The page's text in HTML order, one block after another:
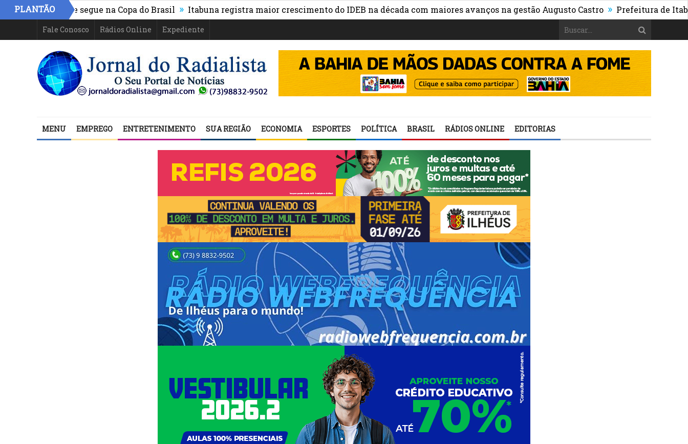
PLANTÃO
PR e segue na Copa do Brasil » Itabuna registra maior crescimento do IDEB na década com maiores avanços na gestão Augusto Castro » Prefeitura de Itabuna
Fale Conosco Rádios Online Expediente
MENU EMPREGO ENTRETENIMENTO SUA REGIÃO ECONOMIA ESPORTES POLÍTICA BRASIL RÁDIOS ONLINE EDITORIAS